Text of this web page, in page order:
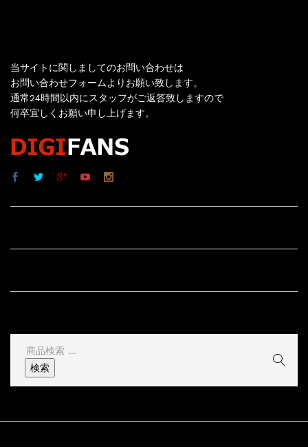
当サイトに関しましてのお問い合わせは
お問い合わせフォームよりお願い致します。
通常24時間以内にスタッフがご返答致しますので
何卒宜しくお願い申し上げます。
検
索
結
検索